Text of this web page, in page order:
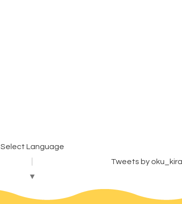
Select Language
▼
Tweets by